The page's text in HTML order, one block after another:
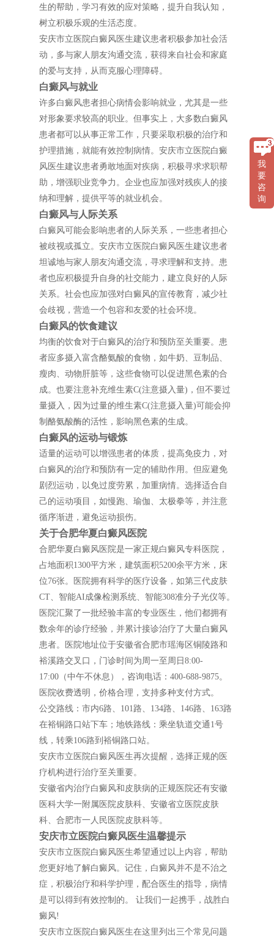
生的帮助，学习有效的应对策略，提升自我认知，
树立积极乐观的生活态度。
安庆市立医院白癜风医生建议患者积极参加社会活
动，多与家人朋友沟通交流，获得来自社会和家庭
的爱与支持，从而克服心理障碍。
白癜风与就业
许多白癜风患者担心病情会影响就业，尤其是一些
对形象要求较高的职业。但事实上，大多数白癜风
患者都可以从事正常工作，只要采取积极的治疗和
护理措施，就能有效控制病情。安庆市立医院白癜
风医生建议患者勇敢地面对疾病，积极寻求求职帮
助，增强职业竞争力。企业也应加强对残疾人的接
纳和理解，提供平等的就业机会。
白癜风与人际关系
白癜风可能会影响患者的人际关系，一些患者担心
被歧视或孤立。安庆市立医院白癜风医生建议患者
坦诚地与家人朋友沟通交流，寻求理解和支持。患
者也应积极提升自身的社交能力，建立良好的人际
关系。社会也应加强对白癜风的宣传教育，减少社
会歧视，营造一个包容和友爱的社会环境。
白癜风的饮食建议
均衡的饮食对于白癜风的治疗和预防至关重要。患
者应多摄入富含酪氨酸的食物，如牛奶、豆制品、
瘦肉、动物肝脏等，这些食物可以促进黑色素的合
成。也要注意补充维生素C(注意摄入量)，但不要过
量摄入，因为过量的维生素C(注意摄入量)可能会抑
制酪氨酸酶的活性，影响黑色素的生成。
白癜风的运动与锻炼
适量的运动可以增强患者的体质，提高免疫力，对
白癜风的治疗和预防有一定的辅助作用。但应避免
剧烈运动，以免过度劳累，加重病情。选择适合自
己的运动项目，如慢跑、瑜伽、太极拳等，并注意
循序渐进，避免运动损伤。
关于合肥华夏白癜风医院
合肥华夏白癜风医院是一家正规白癜风专科医院，
占地面积1300平方米，建筑面积5200余平方米，床
位76张。医院拥有科学的医疗设备，如第三代皮肤
CT、智能AI成像检测系统、智能308准分子光仪等。
医院汇聚了一批经验丰富的专业医生，他们都拥有
数余年的诊疗经验，并累计接诊治疗了大量白癜风
患者。医院地址位于安徽省合肥市瑶海区铜陵路和
裕溪路交叉口，门诊时间为周一至周日8:00-
17:00（中午不休息），咨询电话：400-688-9875。
医院收费透明，价格合理，支持多种支付方式。
公交路线：市内6路、101路、134路、146路、163路
在裕铜路口站下车；地铁路线：乘坐轨道交通1号
线，转乘106路到裕铜路口站。
安庆市立医院白癜风医生再次提醒，选择正规的医
疗机构进行治疗至关重要。
安徽省内治疗白癜风和皮肤病的正规医院还有安徽
医科大学一附属医院皮肤科、安徽省立医院皮肤
科、合肥市一人民医院皮肤科等。
安庆市立医院白癜风医生温馨提示
安庆市立医院白癜风医生希望通过以上内容，帮助
您更好地了解白癜风。记住，白癜风并不是不治之
症，积极治疗和科学护理，配合医生的指导，病情
是可以得到有效控制的。 让我们一起携手，战胜白
癜风!
安庆市立医院白癜风医生在这里列出三个常见问题
我
要
咨
询